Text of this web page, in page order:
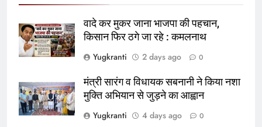
वादे कर मुकर जाना भाजपा की पहचान,
किसान फिर ठगे जा रहे : कमलनाथ
Yugkranti
2 days ago 0
मंत्री सारंग व विधायक सबनानी ने किया नशा
मुक्ति अभियान से जुड़ने का आह्वान
Yugkranti
4 days ago 0